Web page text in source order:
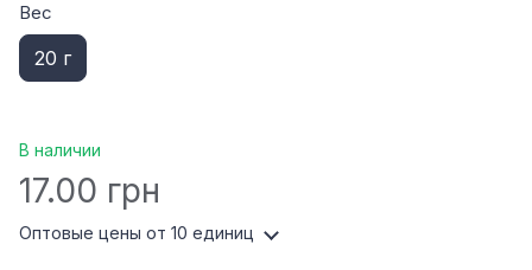
Вес
20 г
В наличии
17.00 грн
Оптовые цены от 10 единиц